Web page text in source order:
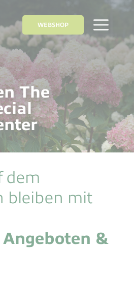
WEBSHOP
The
dem
bleiben mit
&